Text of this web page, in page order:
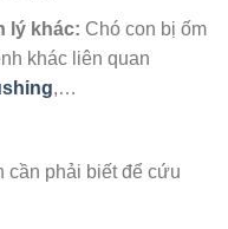
lý khác: Chó con bị ốm
khác liên quan
,…
cần phải biết để cứu